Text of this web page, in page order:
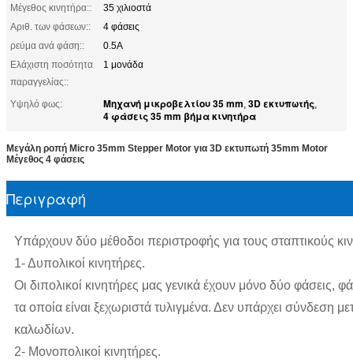
Μέγεθος κινητήρα::
35 χιλιοστά
Αριθ. των φάσεων::
4 φάσεις
ρεύμα ανά φάση::
0.5Α
Ελάχιστη ποσότητα
παραγγελίας::
1 μονάδα
Υψηλό φως: Μηχανή μικροβελτίου 35 mm, 3D εκτυπωτής,
4 φάσεις 35 mm βήμα κινητήρα
Μεγάλη ροπή Micro 35mm Stepper Motor για 3D εκτυπωτή 35mm Motor
Μέγεθος 4 φάσεις
Περιγραφή
Υπάρχουν δύο μέθοδοι περιστροφής για τους σταπτικούς
1- Δυπολικοί κινητήρες.
Οι διπολικοί κινητήρες μας γενικά έχουν μόνο δύο
τα οποία είναι ξεχωριστά τυλιγμένα. Δεν υπάρχει σύνδεση
καλωδίων.
2- Μονοπολικοί κινητήρες.